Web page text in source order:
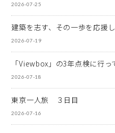
2026-07-25
建築を志す、その一歩を応援
2026-07-19
「Viewbox」の3年点検に行っ
2026-07-18
東京一人旅 ３日目
2026-07-16